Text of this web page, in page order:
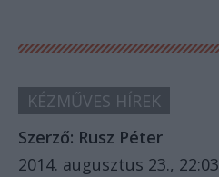
KÉZMŰVES HÍREK
Szerző: Rusz Péter
2014. augusztus 23., 22:03